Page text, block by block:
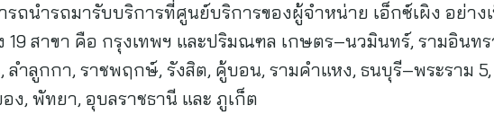
รถนำรถมารับบริการที่ศูนย์บริการของผู้จำหน่าย เอ็กซ์เผิง อย่าง
19 สาขา คือ กรุงเทพฯ และปริมณฑล เกษตร–นวมินทร์, รามอินท
ลำลูกกา, ราชพฤกษ์, รังสิต, คู้บอน, รามคำแหง, ธนบุรี–พระราม
ง, พัทยา, อุบลราชธานี และ ภูเก็ต